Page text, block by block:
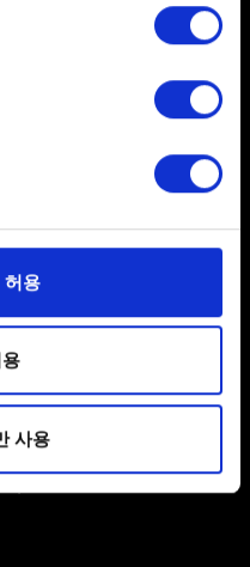
your geographical
scanning it for
data is processed
로 이용하기 위해
용자의 웹사이트 이용
. 예를 들어, 소셜
우, 사용자의 선호도를
파트너와 공유할 수도
로 쿠키를 사용할
입니다.
습니다.
허용
사용
동의
정책